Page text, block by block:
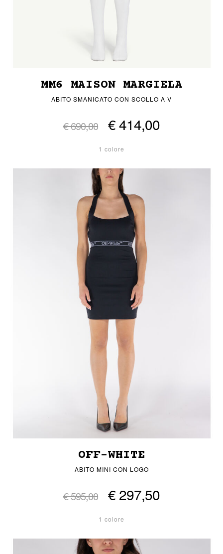
MM6 MAISON MARGIELA
ABITO SMANICATO CON SCOLLO A V
€ 690,00 € 414,00
1 colore
OFF-WHITE
ABITO MINI CON LOGO
€ 595,00 € 297,50
1 colore